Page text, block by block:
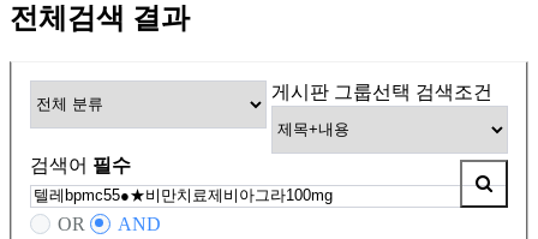
전체검색 결과
게시판 그룹선택 검색조건
검색어 필수
OR AND